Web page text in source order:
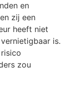
en
zij een
heeft niet
is.
zou